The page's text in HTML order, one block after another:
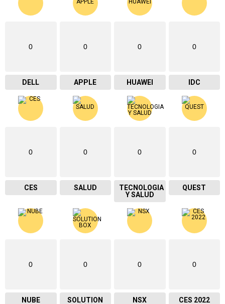
0
DELL
0
APPLE
0
HUAWEI
0
IDC
0
CES
0
SALUD
0
TECNOLOGIA
Y SALUD
0
QUEST
0
NUBE
0
SOLUTION
0
NSX
0
CES 2022